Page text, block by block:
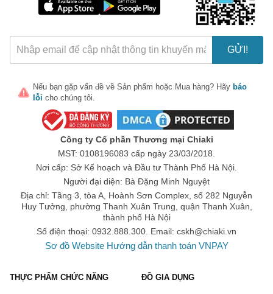
GỬI!
Nếu bạn gặp vấn đề về Sản phẩm hoặc Mua hàng? Hãy báo
lỗi cho chúng tôi.
Công ty Cổ phần Thương mại Chiaki
MST: 0108196083 cấp ngày 23/03/2018.
Nơi cấp: Sở Kế hoạch và Đầu tư Thành Phố Hà Nội.
Người đại diện: Bà Đặng Minh Nguyệt
Địa chỉ: Tầng 3, tòa A, Hoành Sơn Complex, số 282 Nguyễn
Huy Tưởng, phường Thanh Xuân Trung, quận Thanh Xuân,
thành phố Hà Nội
Số điện thoại: 0932.888.300. Email: cskh@chiaki.vn
Sơ đồ Website Hướng dẫn thanh toán VNPAY
THỰC PHẨM CHỨC NĂNG ĐỒ GIA DỤNG